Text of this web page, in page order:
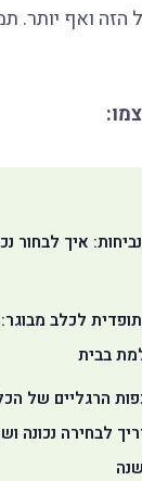
ואף יותר.
איך לבחור
לכלב מבוגר:
בבית
הרגליים של
לבחירה נכונה